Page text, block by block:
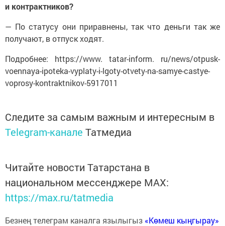
и контрактников?
— По статусу они приравнены, так что деньги так же
получают, в отпуск ходят.
Подробнее: https://www. tatar-inform. ru/news/otpusk-
voennaya-ipoteka-vyplaty-i-lgoty-otvety-na-samye-castye-
voprosy-kontraktnikov-5917011
Следите за самым важным и интересным в
Telegram-канале Татмедиа
Читайте новости Татарстана в
национальном мессенджере MАХ:
https://max.ru/tatmedia
Безнең телеграм каналга язылыгыз «Көмеш кыңгырау»